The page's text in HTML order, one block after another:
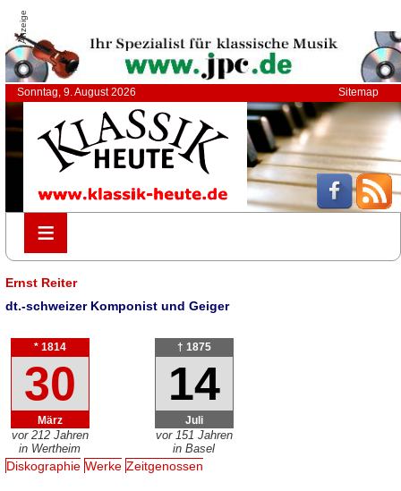
Anzeige
Sonntag, 9. August 2026 Sitemap
≡
≡
Ernst Reiter
dt.-schweizer Komponist und Geiger
* 1814
30
März
vor 212 Jahren
in Wertheim
† 1875
14
Juli
vor 151 Jahren
in Basel
Diskographie Werke Zeitgenossen